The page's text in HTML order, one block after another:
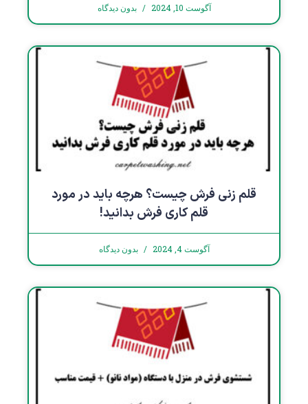
آگوست 10, 2024 بدون دیدگاه
قلم زنی فرش چیست؟ هرچه باید در مورد
قلم کاری فرش بدانید!
آگوست 4, 2024 بدون دیدگاه